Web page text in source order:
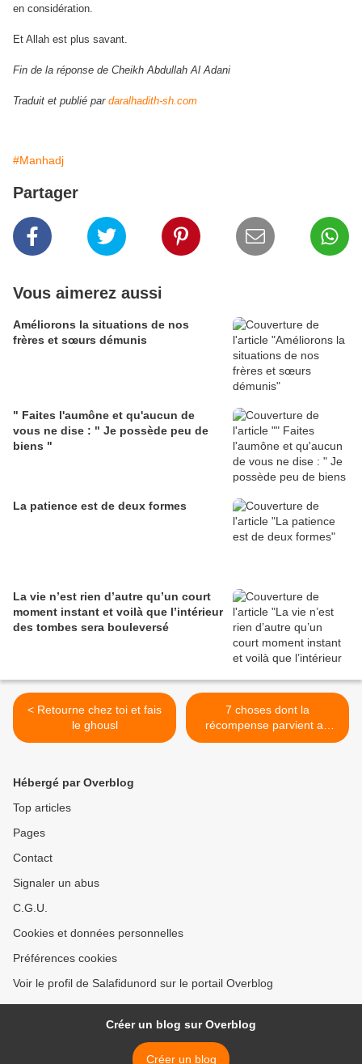
en considération.
Et Allah est plus savant.
Fin de la réponse de Cheikh Abdullah Al Adani
Traduit et publié par daralhadith-sh.com
#Manhadj
Partager
Vous aimerez aussi
Améliorons la situations de nos
frères et sœurs démunis
" Faites l'aumône et qu'aucun de
vous ne dise : " Je possède peu de
biens "
La patience est de deux formes
La vie n’est rien d’autre qu’un court
moment instant et voilà que l’intérieur
des tombes sera bouleversé
< Retourne chez toi et fais
le ghousl
7 choses dont la
récompense parvient au
serviteur dans sa tombe
Hébergé par Overblog
Top articles
Pages
Contact
Signaler un abus
C.G.U.
Cookies et données personnelles
Préférences cookies
Voir le profil de Salafidunord sur le portail Overblog
Créer un blog sur Overblog
Créer un blog